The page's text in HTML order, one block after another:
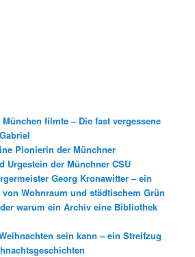
filmte – Die fast vergessene
Pionierin der Münchner
Urgestein der Münchner CSU
Georg Kronawitter – ein
Wohnraum und städtischem Grün
warum ein Archiv eine Bibliothek
sein kann – ein Streifzug